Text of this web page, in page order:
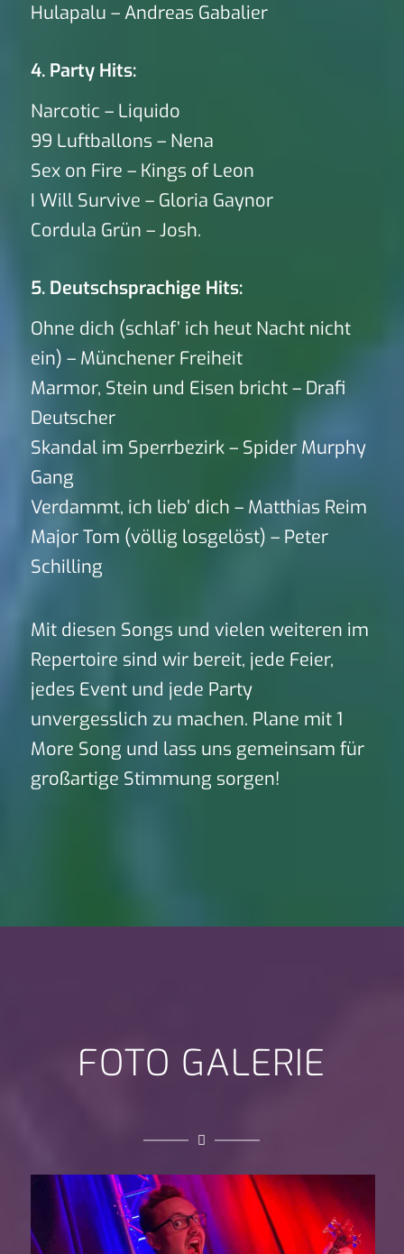
Hulapalu – Andreas Gabalier
4. Party Hits:
Narcotic – Liquido
99 Luftballons – Nena
Sex on Fire – Kings of Leon
I Will Survive – Gloria Gaynor
Cordula Grün – Josh.
5. Deutschsprachige Hits:
Ohne dich (schlaf’ ich heut Nacht nicht
ein) – Münchener Freiheit
Marmor, Stein und Eisen bricht – Drafi
Deutscher
Skandal im Sperrbezirk – Spider Murphy
Gang
Verdammt, ich lieb’ dich – Matthias Reim
Major Tom (völlig losgelöst) – Peter
Schilling
Mit diesen Songs und vielen weiteren im
Repertoire sind wir bereit, jede Feier,
jedes Event und jede Party
unvergesslich zu machen. Plane mit 1
More Song und lass uns gemeinsam für
großartige Stimmung sorgen!
FOTO GALERIE